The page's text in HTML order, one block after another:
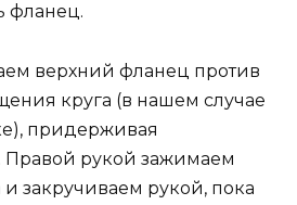
фланец.
верхний фланец против
круга (в нашем случае
придерживая
Правой рукой зажимаем
закручиваем рукой, пока